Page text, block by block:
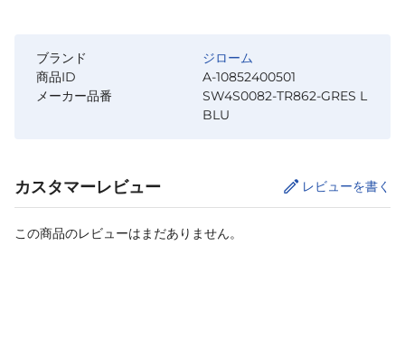
ブランド
ジローム
商品ID
A-10852400501
メーカー品番
SW4S0082-TR862-GRES L
BLU
カスタマーレビュー レビューを書く
この商品のレビューはまだありません。